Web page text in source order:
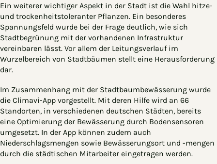
Ein weiterer wichtiger Aspekt in der Stadt ist die Wahl hitze-
und trockenheitstoleranter Pflanzen. Ein besonderes
Spannungsfeld wurde bei der Frage deutlich, wie sich
Stadtbegrünung mit der vorhandenen Infrastruktur
vereinbaren lässt. Vor allem der Leitungsverlauf im
Wurzelbereich von Stadtbäumen stellt eine Herausforderung
dar.
Im Zusammenhang mit der Stadtbaumbewässerung wurde
die Climavi-App vorgestellt. Mit deren Hilfe wird an 66
Standorten, in verschiedenen deutschen Städten, bereits
eine Optimierung der Bewässerung durch Bodensensoren
umgesetzt. In der App können zudem auch
Niederschlagsmengen sowie Bewässerungsort und -mengen
durch die städtischen Mitarbeiter eingetragen werden.